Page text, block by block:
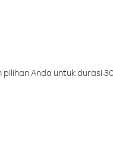
Anda untuk durasi